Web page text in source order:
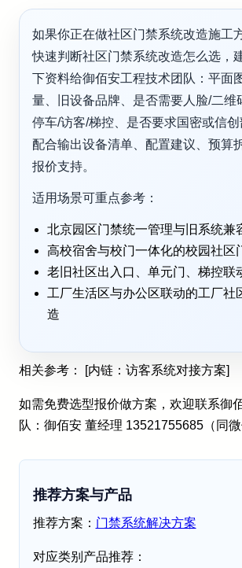
如果你正在做社区门禁系统改造施工
快速判断社区门禁系统改造怎么选，
下资料给御佰安工程技术团队：平面
量、旧设备品牌、是否需要人脸/二维
停车/访客/梯控、是否要求国密或信
配合输出设备清单、配置建议、预算
报价支持。
适用场景可重点参考：
北京园区门禁统一管理与旧系统兼
高校宿舍与校门一体化的校园社区
老旧社区出入口、单元门、梯控联
工厂生活区与办公区联动的工厂社
造
相关参考： [内链：访客系统对接方案]
如需免费选型报价做方案，欢迎联系御
队：御佰安 董经理 13521755685（同微
推荐方案与产品
推荐方案： 门禁系统解决方案
对应类别产品推荐：